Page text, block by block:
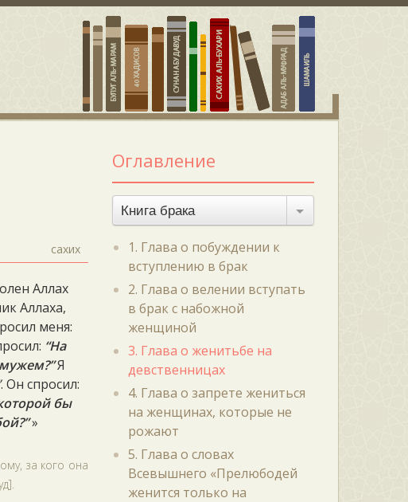
сахих
Аллах
Аллаха,
меня:
“На
Я
. Он спросил:
бы
»
за кого она
Оглавление
Книга брака
1. Глава о побуждении к
вступлению в брак
2. Глава о велении вступать
в брак с набожной
женщиной
3. Глава о женитьбе на
девственницах
4. Глава о запрете жениться
на женщинах, которые не
рожают
5. Глава о словах
Всевышнего «Прелюбодей
женится только на